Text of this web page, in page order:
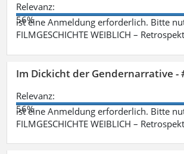
Relevanz:
56%
ist eine Anmeldung erforderlich. Bitte
FILMGESCHICHTE WEIBLICH –
Im Dickicht der Gendernarrative -
Relevanz:
56%
ist eine Anmeldung erforderlich. Bitte
FILMGESCHICHTE WEIBLICH –